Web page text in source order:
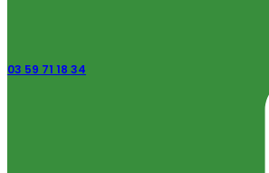
03 59 71 18 34